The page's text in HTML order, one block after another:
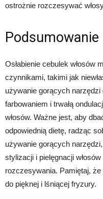
ostrożnie rozczesywać
Podsumowanie
Osłabienie cebulek włosów
czynnikami, takimi jak
używanie gorących
farbowaniem i trwałą
włosów. Ważne jest, aby
odpowiednią dietę, radząc
używanie gorących
stylizacji i pielęgnacji
rozczesywania. Pamiętaj,
do pięknej i lśniącej fryzury.